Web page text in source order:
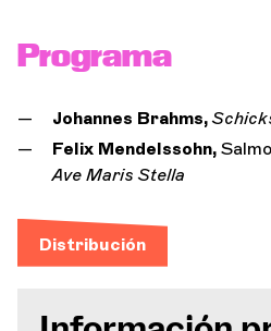
Programa
Johannes Brahms,
Felix Mendelssohn,
Ave Maris Stella
Distribución